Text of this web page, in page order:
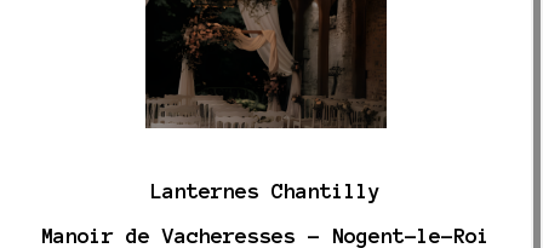
Lanternes Chantilly
Manoir de Vacheresses - Nogent-le-Roi